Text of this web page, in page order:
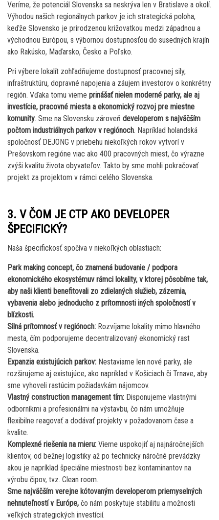
Veríme, že potenciál Slovenska sa neskrýva len v Bratislave a okolí.
Výhodou našich regionálnych parkov je ich strategická poloha,
keďže Slovensko je prirodzenou križovatkou medzi západnou a
východnou Európou, s výbornou dostupnosťou do susedných krajín
ako Rakúsko, Maďarsko, Česko a Poľsko.
Pri výbere lokalít zohľadňujeme dostupnosť pracovnej sily,
infraštruktúru, dopravné napojenia a záujem investorov o konkrétny
región. Vďaka tomu vieme prinášať nielen moderné parky, ale aj
investície, pracovné miesta a ekonomický rozvoj pre miestne
komunity. Sme na Slovensku zároveň developerom s najväčším
počtom industriálnych parkov v regiónoch. Napríklad holandská
spoločnosť DEJONG v priebehu niekoľkých rokov vytvorí v
Prešovskom regióne viac ako 400 pracovných miest, čo výrazne
zvýši kvalitu života obyvateľov. Takto by sme mohli pokračovať
projekt za projektom v rámci celého Slovenska.
3. V ČOM JE CTP AKO DEVELOPER
ŠPECIFICKÝ?
Naša špecifickosť spočíva v niekoľkých oblastiach:
Park making concept, čo znamená budovanie / podpora
ekonomického ekosystémuv rámci lokality, v ktorej pôsobíme tak,
aby naši klienti benefitovali zo zdielaných služieb, zázemia,
vybavenia alebo jednoducho z prítomnosti iných spoločností v
blízkosti.
Silná prítomnosť v regiónoch: Rozvíjame lokality mimo hlavného
mesta, čím podporujeme decentralizovaný ekonomický rast
Slovenska.
Expanzia existujúcich parkov: Nestaviame len nové parky, ale
rozširujeme aj existujúce, ako napríklad v Košiciach či Trnave, aby
sme vyhoveli rastúcim požiadavkám nájomcov.
Vlastný construction management tím: Disponujeme vlastnými
odborníkmi a profesionálmi na výstavbu, čo nám umožňuje
flexibilne reagovať a dodávať projekty v požadovanom čase a
kvalite.
Komplexné riešenia na mieru: Vieme uspokojiť aj najnáročnejších
klientov, od bežnej logistiky až po technicky náročné prevádzky
akou je napríklad špeciálne miestnosti bez kontaminantov na
výrobu čipov, tvz. Clean room.
Sme najväčším verejne kótovaným developerom priemyselných
nehnuteľností v Európe, čo nám poskytuje stabilitu a možnosti
veľkých strategických investícií.